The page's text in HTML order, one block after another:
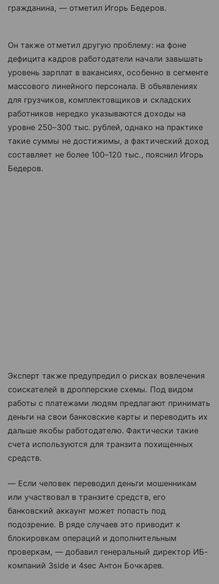
гражданина, — отметил Игорь Бедеров.
Он также отметил другую проблему: на фоне
дефицита кадров работодатели начали завышать
уровень зарплат в вакансиях, особенно в сегменте
массового линейного персонала. В объявлениях
для грузчиков, комплектовщиков и складских
работников нередко указываются доходы на
уровне 250–300 тыс. рублей, однако на практике
такие суммы не достижимы, а фактический доход
составляет не более 100–120 тыс., пояснил Игорь
Бедеров.
Эксперт также предупредил о рисках вовлечения
соискателей в дропперские схемы. Под видом
работы с платежами людям предлагают принимать
деньги на свои банковские карты и переводить их
дальше якобы работодателю. Фактически такие
счета используются для транзита похищенных
средств.
— Если человек переводил деньги мошенникам
или участвовал в транзите средств, его
банковский аккаунт может попасть под
подозрение. В ряде случаев это приводит к
блокировкам операций и дополнительным
проверкам, — добавил генеральный директор ИБ-
компаний 3side и 4sec Антон Бочкарев.